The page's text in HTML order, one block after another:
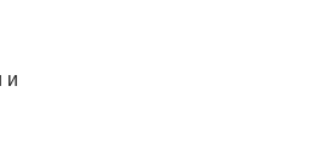
и